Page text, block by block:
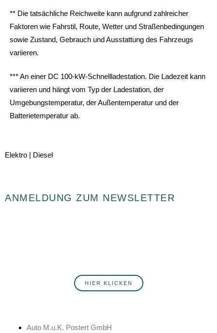
** Die tatsächliche Reichweite kann aufgrund zahlreicher
Faktoren wie Fahrstil, Route, Wetter und Straßenbedingungen
sowie Zustand, Gebrauch und Ausstattung des Fahrzeugs
variieren.
*** An einer DC 100-kW-Schnellladestation. Die Ladezeit kann
variieren und hängt vom Typ der Ladestation, der
Umgebungstemperatur, der Außentemperatur und der
Batterietemperatur ab.
Elektro | Diesel
ANMELDUNG ZUM NEWSLETTER
HIER KLICKEN
Auto M.u.K. Postert GmbH